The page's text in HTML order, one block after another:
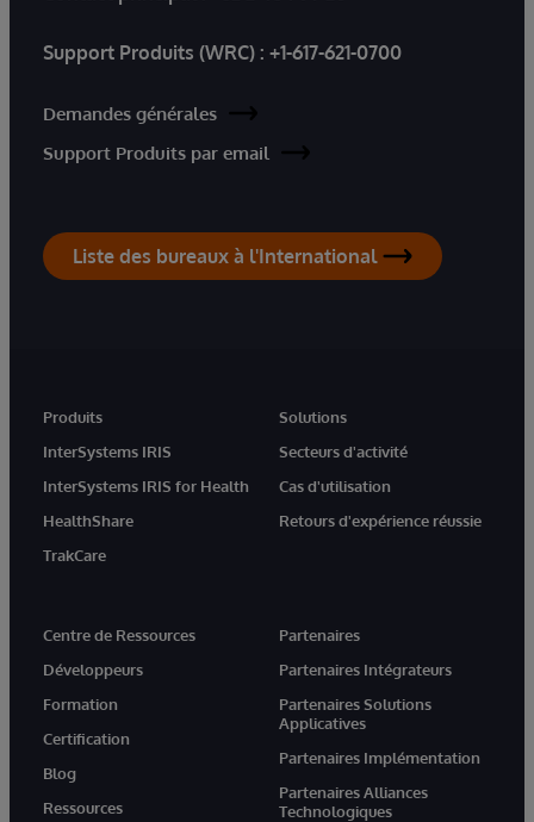
Support Produits (WRC) : +1-617-621-0700
Demandes générales
Support Produits par email
Liste des bureaux à l'International
Produits
InterSystems IRIS
InterSystems IRIS for Health
HealthShare
TrakCare
Solutions
Secteurs d'activité
Cas d'utilisation
Retours d'expérience réussie
Centre de Ressources
Développeurs
Formation
Certification
Blog
Ressources
Partenaires
Partenaires Intégrateurs
Partenaires Solutions
Applicatives
Partenaires Implémentation
Partenaires Alliances
Technologiques